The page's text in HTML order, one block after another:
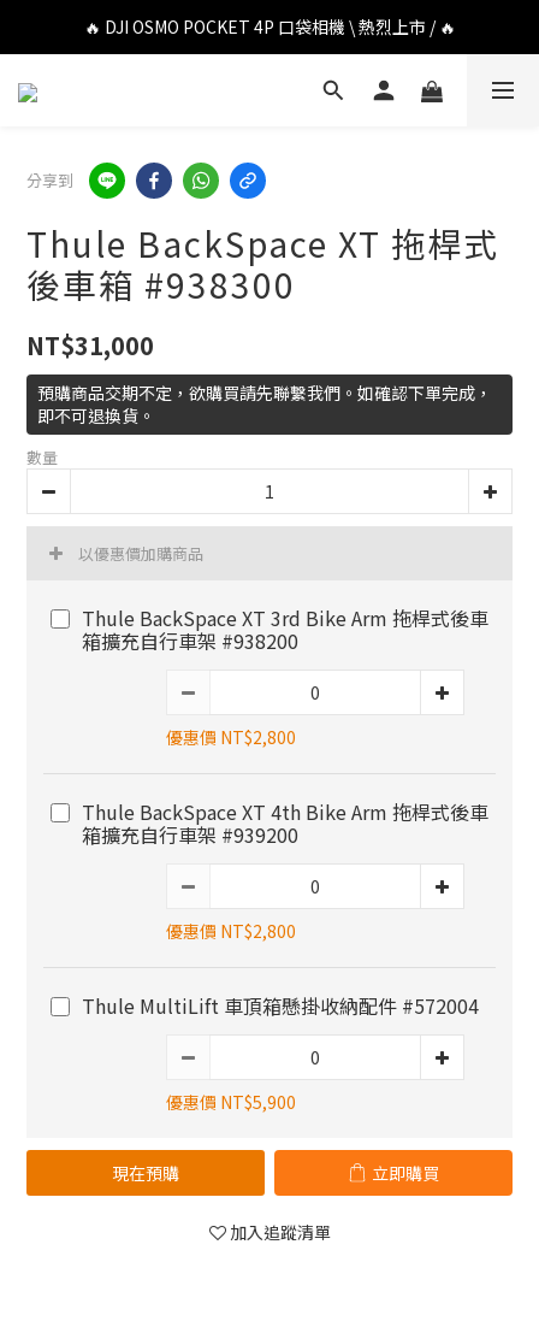
🔥 DJI OSMO POCKET 4P 口袋相機 \ 熱烈上市 / 🔥
🔥 DJI OSMO POCKET 4P 口袋相機 \ 熱烈上市 / 🔥
🔥 Insta360 Luna Ultra 雲台相機 \ 熱烈上市 / 🔥
🔥 DJI OSMO POCKET 4P 口袋相機 \ 熱烈上市 / 🔥
分享到
Thule BackSpace XT 拖桿式
後車箱 #938300
NT$31,000
預購商品交期不定，欲購買請先聯繫我們。如確認下單完成，
即不可退換貨。
數量
以優惠價加購商品
Thule BackSpace XT 3rd Bike Arm 拖桿式後車
箱擴充自行車架 #938200
優惠價 NT$2,800
Thule BackSpace XT 4th Bike Arm 拖桿式後車
箱擴充自行車架 #939200
優惠價 NT$2,800
Thule MultiLift 車頂箱懸掛收納配件 #572004
優惠價 NT$5,900
現在預購 立即購買
加入追蹤清單